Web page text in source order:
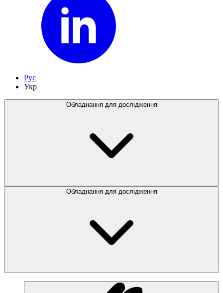
Рус
Укр
Обладнання для дослідження
Обладнання для дослідження